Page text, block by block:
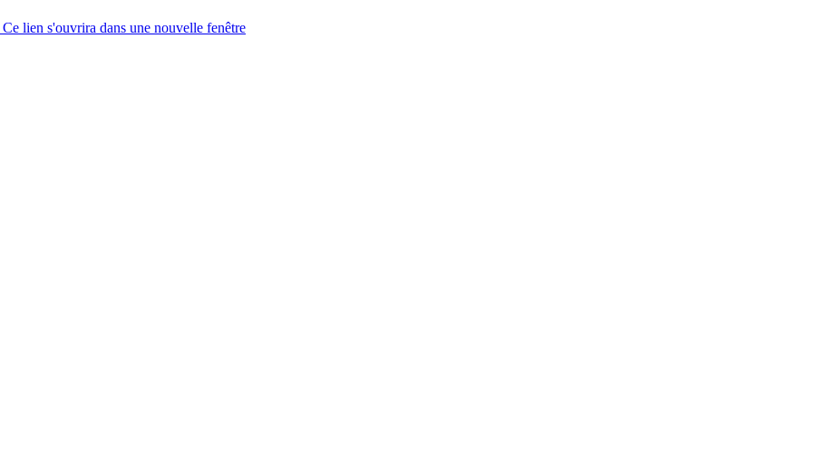
Ce lien s'ouvrira dans une nouvelle fenêtre